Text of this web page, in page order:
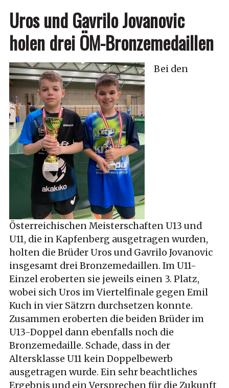
Uros und Gavrilo Jovanovic
holen drei ÖM-Bronzemedaillen
Bei den
Österreichischen Meisterschaften U13 und
U11, die in Kapfenberg ausgetragen wurden,
holten die Brüder Uros und Gavrilo Jovanovic
insgesamt drei Bronzemedaillen. Im U11-
Einzel eroberten sie jeweils einen 3. Platz,
wobei sich Uros im Viertelfinale gegen Emil
Kuch in vier Sätzrn durchsetzen konnte.
Zusammen eroberten die beiden Brüder im
U13-Doppel dann ebenfalls noch die
Bronzemedaille. Schade, dass in der
Altersklasse U11 kein Doppelbewerb
ausgetragen wurde. Ein sehr beachtliches
Ergebnis und ein Versprechen für die Zukunft